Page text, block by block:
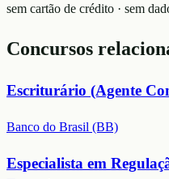
sem cartão de crédito · sem
Concursos
Escriturário (Agente
Banco do Brasil (BB)
Especialista em